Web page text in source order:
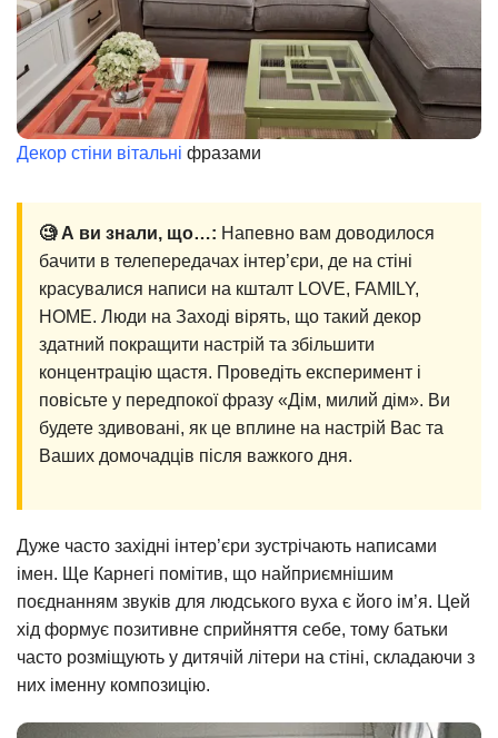
Декор стіни вітальні фразами
🧐 А ви знали, що…: Напевно вам доводилося
бачити в телепередачах інтер’єри, де на стіні
красувалися написи на кшталт LOVE, FAMILY,
HOME. Люди на Заході вірять, що такий декор
здатний покращити настрій та збільшити
концентрацію щастя. Проведіть експеримент і
повісьте у передпокої фразу «Дім, милий дім». Ви
будете здивовані, як це вплине на настрій Вас та
Ваших домочадців після важкого дня.
Дуже часто західні інтер’єри зустрічають написами
імен. Ще Карнегі помітив, що найприємнішим
поєднанням звуків для людського вуха є його ім’я. Цей
хід формує позитивне сприйняття себе, тому батьки
часто розміщують у дитячій літери на стіні, складаючи з
них іменну композицію.